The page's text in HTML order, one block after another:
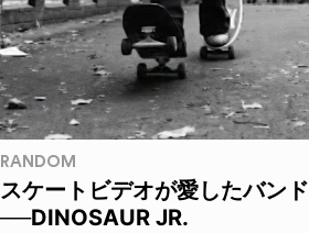
RANDOM
スケートビデオが愛したバンド
──DINOSAUR JR.